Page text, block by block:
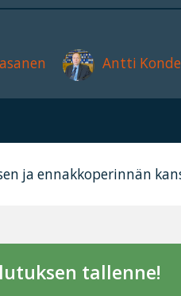
Antti
ja ennakkoperinnän
tallenne!